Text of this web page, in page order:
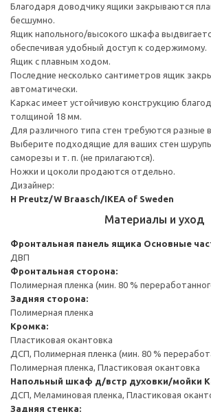
Благодаря доводчику ящики закрываются
бесшумно.
Ящик напольного/высокого шкафа
обеспечивая удобный доступ к содержимому.
Ящик с плавным ходом.
Последние несколько сантиметров ящик
автоматически.
Каркас имеет устойчивую конструкцию
толщиной 18 мм.
Для различного типа стен требуются разные
Выберите подходящие для ваших стен
саморезы и т. п. (не прилагаются).
Ножки и цоколи продаются отдельно.
Дизайнер:
H Preutz/W Braasch/IKEA of Sweden
Материалы и уход
Фронтальная панель ящика Основные
ДВП
Фронтальная сторона:
Полимерная пленка (мин. 80 %
Задняя сторона:
Полимерная пленка
Кромка:
Пластиковая окантовка
ДСП, Полимерная пленка (мин. 80 %
Полимерная пленка, Пластиковая окантовка
Напольный шкаф д/встр духовки/мойки
ДСП, Меламиновая пленка, Пластиковая
Задняя стенка: